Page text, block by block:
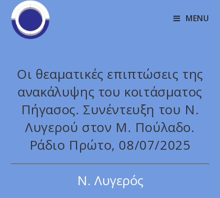
MENU
Οι θεαματικές επιπτώσεις της
ανακάλυψης του κοιτάσματος
Πήγασος. Συνέντευξη του Ν.
Λυγερού στον Μ. Πούλαδο.
Ράδιο Πρώτο, 08/07/2025
Ν. Λυγερός